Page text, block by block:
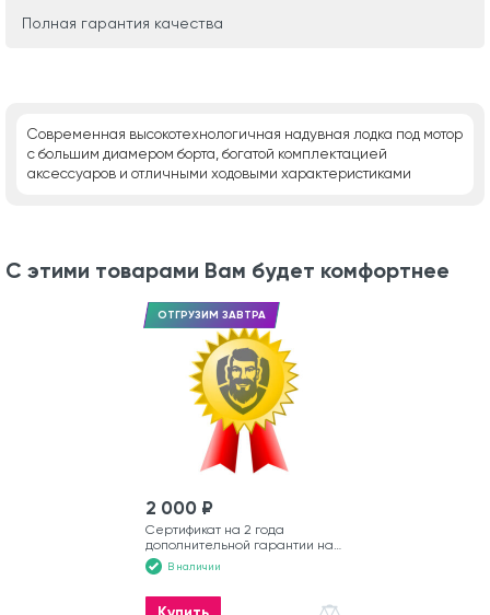
Полная гарантия качества
Современная высокотехнологичная надувная лодка под мотор
с большим диамером борта, богатой комплектацией
аксессуаров и отличными ходовыми характеристиками
С этими товарами Вам будет комфортнее
ОТГРУЗИМ ЗАВТРА
2 000 ₽
Сертификат на 2 года
дополнительной гарантии на
лодкуВ наличии